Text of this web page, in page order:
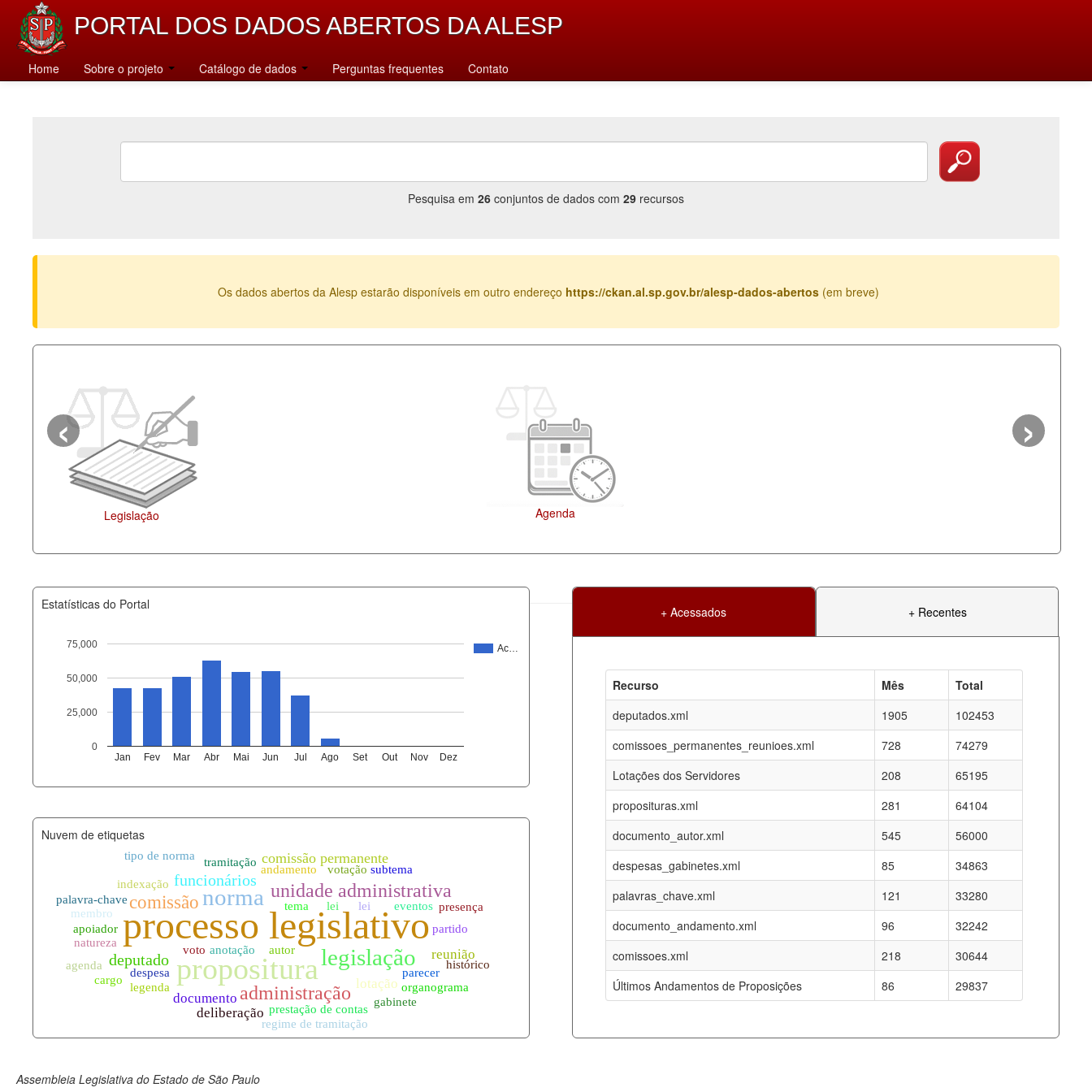
PORTAL DOS DADOS ABERTOS DA ALESP
Home Sobre o projeto Catálogo de dados Perguntas frequentes Contato
Pesquisa em 26 conjuntos de dados com 29 recursos
Os dados abertos da Alesp estarão disponíveis em outro endereço https://ckan.al.sp.gov.br/alesp-dados-abertos (em breve)
‹ ›
Estatísticas do Portal
Ac…
Jan Fev Mar Abr Mai Jun Jul Ago Set Out Nov Dez
0
25,000
50,000
75,000
+ Acessados + Recentes
Recurso Mês
Total
deputados.xml
1905
102453
comissoes_permanentes_reunioes.xml
728
74279
Lotações dos Servidores
208
65195
proposituras.xml
281
64104
documento_autor.xml
545
56000
despesas_gabinetes.xml
85
34863
palavras_chave.xml
121
33280
documento_andamento.xml
96
32242
comissoes.xml
218
30644
Últimos Andamentos de Proposições
86 29837
Recurso Atualização
documento_andamento_atual.xml
07-08-2026
agenda_eventos.xml
07-08-2026
comissoes_permanentes_votacoes.xml
documento_andamento.xml
07-08-2026
palavras_chave.xml
07-08-2026
legislacao_normas.xml
07-08-2026
legislacao_norma_anotacoes.xml
07-08-2026
Nuvem de etiquetas
Assembleia Legislativa do Estado de São Paulo